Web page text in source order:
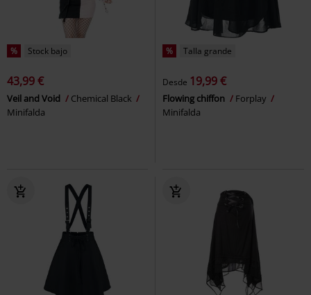
% Stock bajo
43,99 €
Veil and Void
Chemical Black
Minifalda
% Talla grande
Desde 19,99 €
Flowing chiffon
Forplay
Minifalda